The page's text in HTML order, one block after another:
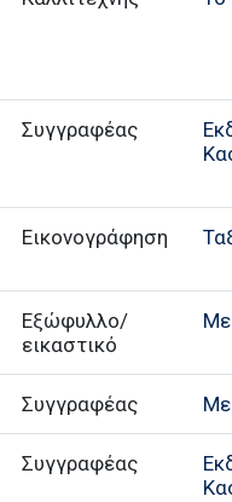
Συγγραφέας
Εικονογράφηση
Εξώφυλλο/
εικαστικό
Συγγραφέας
Συγγραφέας